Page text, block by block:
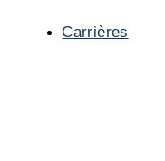
Carrières